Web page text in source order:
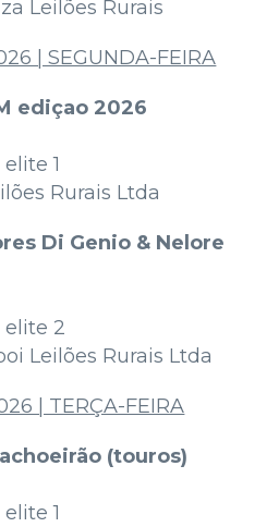
Leilões Rurais
| SEGUNDA-FEIRA
ediçao 2026
1
Rurais Ltda
Di Genio & Nelore
elite 2
Leilões Rurais Ltda
| TERÇA-FEIRA
(touros)
1